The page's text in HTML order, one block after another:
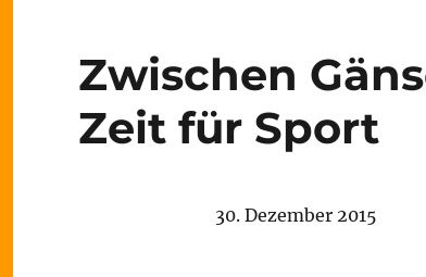
Zwischen
Zeit für Sport
30. Dezember 2015